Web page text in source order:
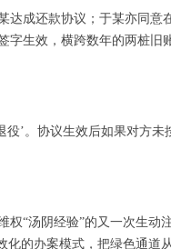
达成还款协议；于某亦同意
字生效，横跨数年的两桩旧
役’。协议生效后如果对方未
权“汤阴经验”的又一次生动
化的办案模式，把绿色通道